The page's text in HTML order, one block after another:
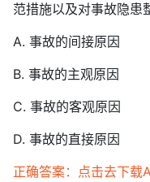
范措施以及对事故隐患
A. 事故的间接原因
B. 事故的主观原因
C. 事故的客观原因
D. 事故的直接原因
正确答案：点击去下载